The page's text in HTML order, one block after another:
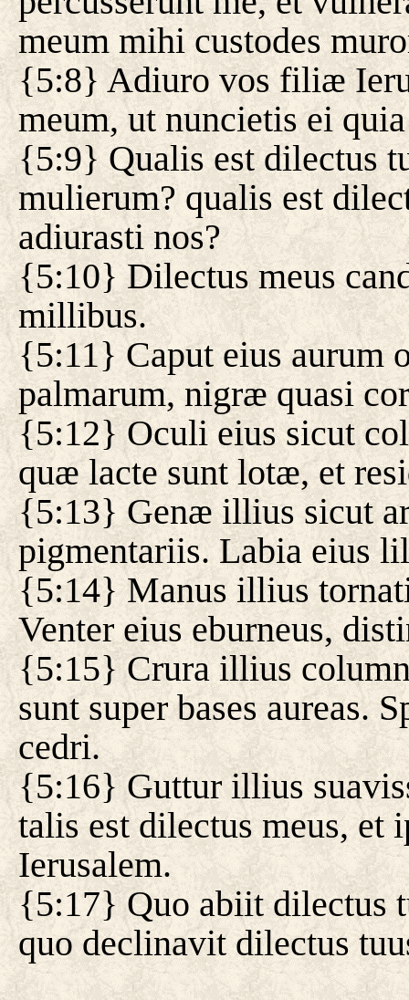
meum mihi custodes
{5:8} Adiuro vos filiæ
meum, ut nuncietis ei
{5:9} Qualis est dilectus
mulierum? qualis est
adiurasti nos?
{5:10} Dilectus meus
millibus.
{5:11} Caput eius aurum
palmarum, nigræ quasi
{5:12} Oculi eius sicut
quæ lacte sunt lotæ, et
{5:13} Genæ illius sicut
pigmentariis. Labia eius
{5:14} Manus illius
Venter eius eburneus,
{5:15} Crura illius
sunt super bases aureas.
cedri.
{5:16} Guttur illius
talis est dilectus meus, et
Ierusalem.
{5:17} Quo abiit dilectus
quo declinavit dilectus